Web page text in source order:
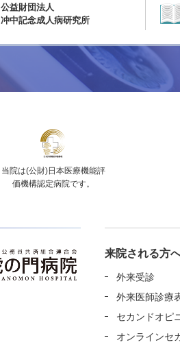
公益財団法人
冲中記念成人病研究所
当院は(公財)日本医療機能評
価機構認定病院です。
来院される方
外来受診
外来医師診療
セカンドオピ
オンラインセ